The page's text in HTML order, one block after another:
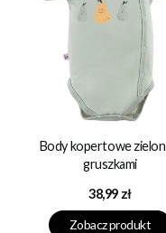
Body kopertowe
gruszkami
Cena
38,99 zł
Zobacz produkt